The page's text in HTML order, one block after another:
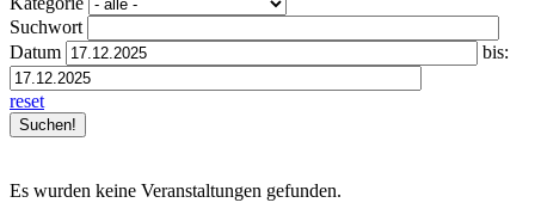
Suchwort
Datum
bis:
reset
Es wurden keine Veranstaltungen gefunden.